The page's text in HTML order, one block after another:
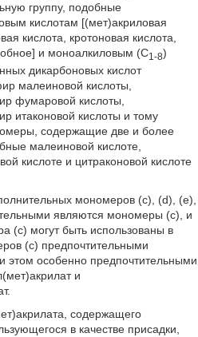
группу, подобные
кислотам [(мет)акриловая
кислота, кротоновая кислота,
и моноалкиловым (C1-8)
дикарбоновых кислот
малеиновой кислоты,
фумаровой кислоты,
итаконовой кислоты и тому
содержащие две и более
малеиновой кислоте,
кислоте и цитраконовой кислоте
мономеров (с), (d), (е),
являются мономеры (с), и
(с) могут быть использованы в
(с) предпочтительными
особенно предпочтительными
и
содержащего
в качестве присадки,